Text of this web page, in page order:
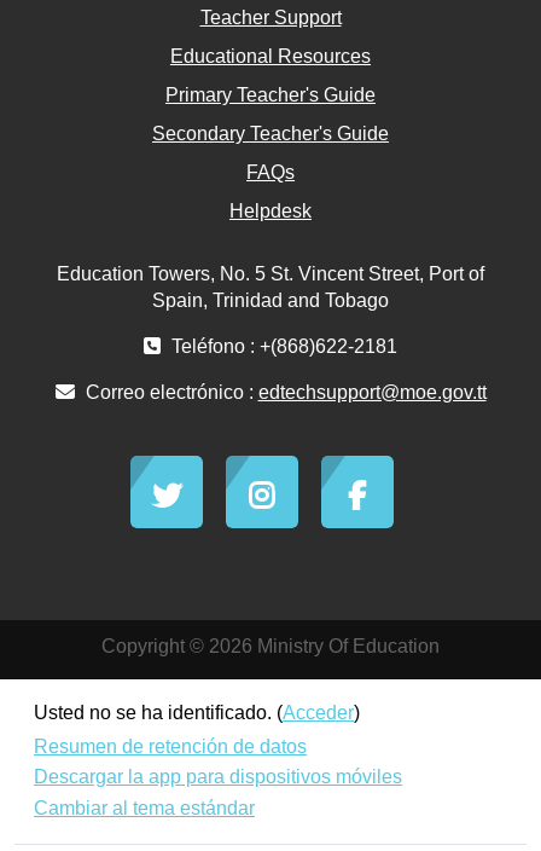
Teacher Support
Educational Resources
Primary Teacher's Guide
Secondary Teacher's Guide
FAQs
Helpdesk
Education Towers, No. 5 St. Vincent Street, Port of
Spain, Trinidad and Tobago
Teléfono : +(868)622-2181
Correo electrónico : edtechsupport@moe.gov.tt
Copyright © 2026 Ministry Of Education
Usted no se ha identificado. (Acceder)
Resumen de retención de datos
Descargar la app para dispositivos móviles
Cambiar al tema estándar